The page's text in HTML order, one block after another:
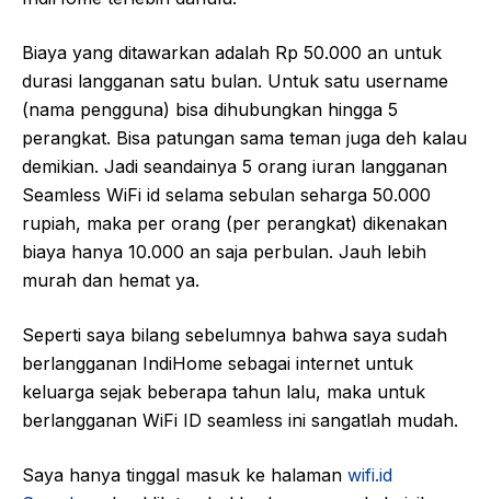
Biaya yang ditawarkan adalah Rp 50.000 an untuk
durasi langganan satu bulan. Untuk satu username
(nama pengguna) bisa dihubungkan hingga 5
perangkat. Bisa patungan sama teman juga deh kalau
demikian. Jadi seandainya 5 orang iuran langganan
Seamless WiFi id selama sebulan seharga 50.000
rupiah, maka per orang (per perangkat) dikenakan
biaya hanya 10.000 an saja perbulan. Jauh lebih
murah dan hemat ya.
Seperti saya bilang sebelumnya bahwa saya sudah
berlangganan IndiHome sebagai internet untuk
keluarga sejak beberapa tahun lalu, maka untuk
berlangganan WiFi ID seamless ini sangatlah mudah.
Saya hanya tinggal masuk ke halaman wifi.id